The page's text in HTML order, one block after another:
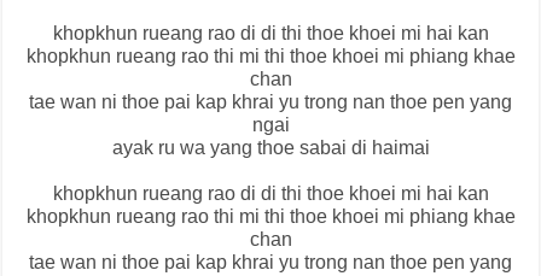
khopkhun rueang rao di di thi thoe khoei mi hai kan
khopkhun rueang rao thi mi thi thoe khoei mi phiang khae
chan
tae wan ni thoe pai kap khrai yu trong nan thoe pen yang
ngai
ayak ru wa yang thoe sabai di haimai
khopkhun rueang rao di di thi thoe khoei mi hai kan
khopkhun rueang rao thi mi thi thoe khoei mi phiang khae
chan
tae wan ni thoe pai kap khrai yu trong nan thoe pen yang